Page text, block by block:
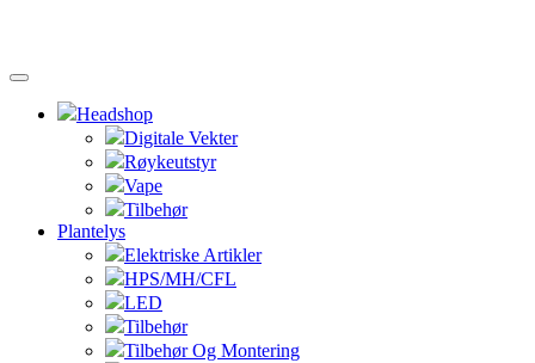
Headshop
Digitale Vekter
Røykeutstyr
Vape
Tilbehør
Plantelys
Elektriske Artikler
HPS/MH/CFL
LED
Tilbehør
Tilbehør Og Montering